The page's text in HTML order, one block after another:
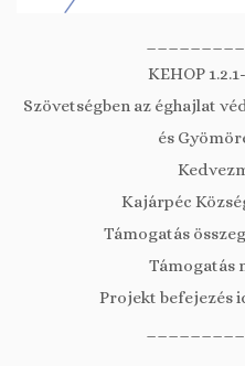
KEHOP
Szövetségben az éghajlat
és
Kajárpéc
Támogatás
Támogatás
Projekt befejezés